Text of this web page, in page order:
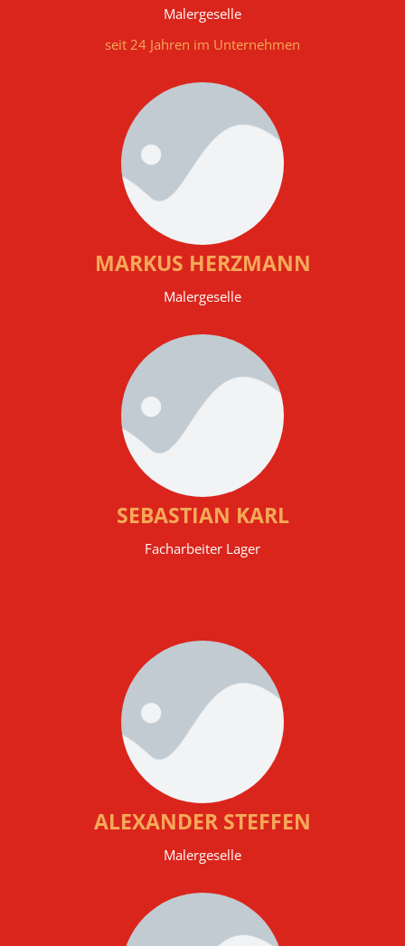
Malergeselle
seit 24 Jahren im Unternehmen
MARKUS HERZMANN
Malergeselle
SEBASTIAN KARL
Facharbeiter Lager
ALEXANDER STEFFEN
Malergeselle